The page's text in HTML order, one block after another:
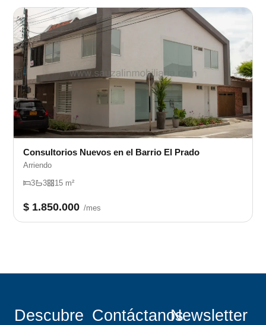
Consultorios Nuevos en el Barrio El Prado
Arriendo
3 3 15 m²
$ 1.850.000 /mes
Descubre ContáctanosNewsletter